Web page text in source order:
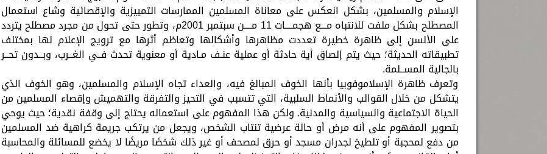
الإسلام والمسلمين، بشكل انعكس على معاناة المسلمين الممارسات التمييزية والإقصائية وشاع استعمال
المصطلح بشكل ملفت للانتباه مـــع هجمــــات 11 مــــن سبتمبر 2001م، وتطور حتى تحول من مجرد مصطلح يتردد
على الألسن إلى ظاهرة خطيرة تعددت مظاهرها وأشكالها وتعاظم أثرها مع ترويج الإعلام لها بمختلف
تطبيقاته الحديثة؛ حيث يتم إلصاق أية حادثة أو عملية عنـف مـادية أو معنوية تحدث فــي الغــرب، وبــدون تحــر
بالجالية المســلمة.
وتعرف ظاهرة الإسلاموفوبيا بأنها الخوف المبالغ فيه، والعداء تجاه الإسلام والمسلمين، وهو الخوف الذي
يتشكل من خلال القوالب والأنماط السلبية، التي تتسبب في التحيز والتفرقة والتهميش وإقصاء المسلمين من
الحياة الاجتماعية والسياسية والمدنية. ولكن هذا المفهوم على استعماله يحتاج إلى وقفة نقدية؛ حيث يوحي
بتصوير المفهوم على أنه مرض أو حالة عرضية تنتاب الشخص، ويجعل من يرتكب جريمة كراهية ضد المسلمين
من دفع لمحجبة أو تلطيخ لجدران مسجد أو حرق لمصحف أو غير ذلك شخصًا مريضًا لا يخضع للمسائلة والمحاسبة